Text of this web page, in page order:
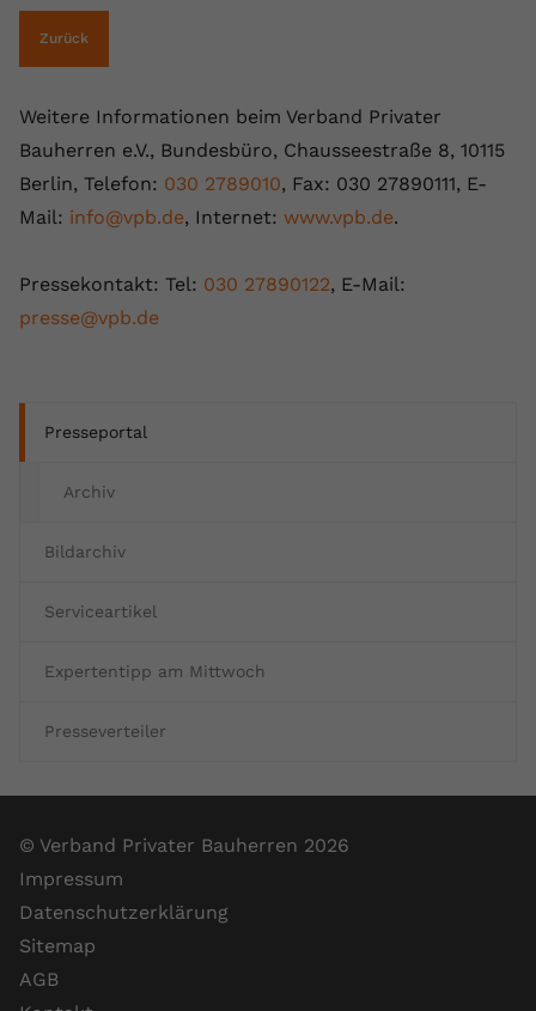
Presseportal
Archiv
Bildarchiv
Serviceartikel
Expertentipp am Mittwoch
Presseverteiler
Zurück
Weitere Informationen beim Verband Privater
Bauherren e.V., Bundesbüro, Chausseestraße 8, 10115
Berlin, Telefon: 030 2789010, Fax: 030 27890111, E-
Mail: info@vpb.de, Internet: www.vpb.de.
Pressekontakt: Tel: 030 27890122, E-Mail:
presse@vpb.de
© Verband Privater Bauherren 2026
Impressum
Datenschutzerklärung
Sitemap
AGB